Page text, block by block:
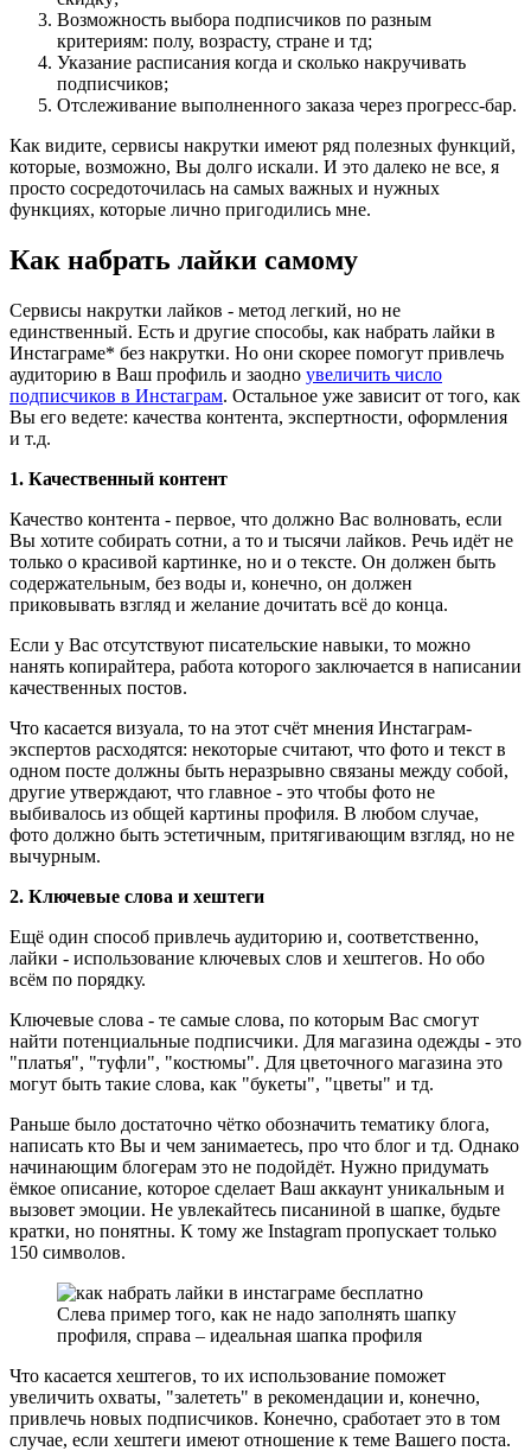
Возможность выбора подписчиков по разным
критериям: полу, возрасту, стране и тд;
Указание расписания когда и сколько накручивать
подписчиков;
Отслеживание выполненного заказа через прогресс-бар.
Как видите, сервисы накрутки имеют ряд полезных функций,
которые, возможно, Вы долго искали. И это далеко не все, я
просто сосредоточилась на самых важных и нужных
функциях, которые лично пригодились мне.
Как набрать лайки самому
Сервисы накрутки лайков - метод легкий, но не
единственный. Есть и другие способы, как набрать лайки в
Инстаграме* без накрутки. Но они скорее помогут привлечь
аудиторию в Ваш профиль и заодно увеличить число
подписчиков в Инстаграм. Остальное уже зависит от того, как
Вы его ведете: качества контента, экспертности, оформления
и т.д.
1. Качественный контент
Качество контента - первое, что должно Вас волновать, если
Вы хотите собирать сотни, а то и тысячи лайков. Речь идёт не
только о красивой картинке, но и о тексте. Он должен быть
содержательным, без воды и, конечно, он должен
приковывать взгляд и желание дочитать всё до конца.
Если у Вас отсутствуют писательские навыки, то можно
нанять копирайтера, работа которого заключается в написании
качественных постов.
Что касается визуала, то на этот счёт мнения Инстаграм-
экспертов расходятся: некоторые считают, что фото и текст в
одном посте должны быть неразрывно связаны между собой,
другие утверждают, что главное - это чтобы фото не
выбивалось из общей картины профиля. В любом случае,
фото должно быть эстетичным, притягивающим взгляд, но не
вычурным.
2. Ключевые слова и хештеги
Ещё один способ привлечь аудиторию и, соответственно,
лайки - использование ключевых слов и хештегов. Но обо
всём по порядку.
Ключевые слова - те самые слова, по которым Вас смогут
найти потенциальные подписчики. Для магазина одежды - это
"платья", "туфли", "костюмы". Для цветочного магазина это
могут быть такие слова, как "букеты", "цветы" и тд.
Раньше было достаточно чётко обозначить тематику блога,
написать кто Вы и чем занимаетесь, про что блог и тд. Однако
начинающим блогерам это не подойдёт. Нужно придумать
ёмкое описание, которое сделает Ваш аккаунт уникальным и
вызовет эмоции. Не увлекайтесь писаниной в шапке, будьте
кратки, но понятны. К тому же Instagram пропускает только
150 символов.
Слева пример того, как не надо заполнять шапку
профиля, справа – идеальная шапка профиля
Что касается хештегов, то их использование поможет
увеличить охваты, "залететь" в рекомендации и, конечно,
привлечь новых подписчиков. Конечно, сработает это в том
случае, если хештеги имеют отношение к теме Вашего поста.